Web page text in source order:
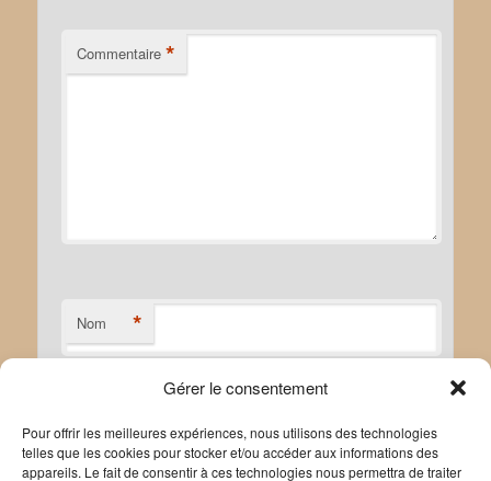
Gérer le consentement
Pour offrir les meilleures expériences, nous utilisons des technologies
telles que les cookies pour stocker et/ou accéder aux informations des
appareils. Le fait de consentir à ces technologies nous permettra de traiter
Commentaire *
Nom *
E-mail *